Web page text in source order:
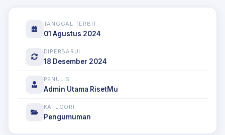
TANGGAL TERBIT
01 Agustus 2024
DIPERBARUI
18 Desember 2024
PENULIS
Admin Utama RisetMu
KATEGORI
Pengumuman